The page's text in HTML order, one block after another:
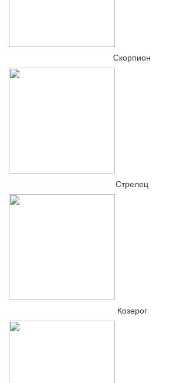
Скорпион
Стрелец
Козерог